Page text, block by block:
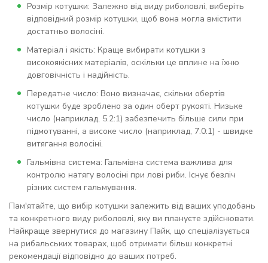
Розмір котушки: Залежно від виду риболовлі, виберіть
відповідний розмір котушки, щоб вона могла вмістити
достатньо волосіні.
Матеріал і якість: Краще вибирати котушки з
високоякісних матеріалів, оскільки це вплине на їхню
довговічність і надійність.
Передатне число: Воно визначає, скільки обертів
котушки буде зроблено за один оберт рукояті. Низьке
число (наприклад, 5.2:1) забезпечить більше сили при
підмотуванні, а високе число (наприклад, 7.0:1) - швидке
витягання волосіні.
Гальмівна система: Гальмівна система важлива для
контролю натягу волосіні при лові риби. Існує безліч
різних систем гальмування.
Пам'ятайте, що вибір котушки залежить від ваших уподобань
та конкретного виду риболовлі, яку ви плануєте здійснювати.
Найкраще звернутися до магазину Пайк, що спеціалізується
на рибальських товарах, щоб отримати більш конкретні
рекомендації відповідно до ваших потреб.